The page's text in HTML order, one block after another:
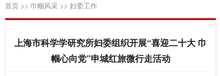
首页 >> 巾帼风采 >> 妇委工作
上海市科学学研究所妇委组织开展“喜迎二十大 巾
帼心向党”申城红旅微行走活动